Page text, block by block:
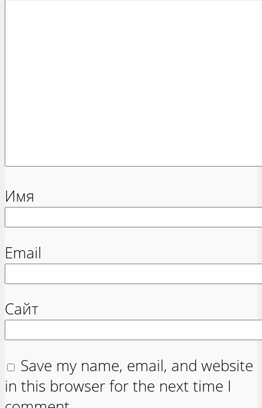
Имя
Email
Сайт
Save my name, email, and website
in this browser for the next time I